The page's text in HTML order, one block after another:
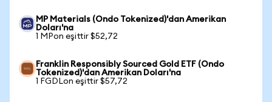
MP Materials (Ondo Tokenized)'dan Amerikan
Doları'na
1 MPon eşittir $52,72
Franklin Responsibly Sourced Gold ETF (Ondo
Tokenized)'dan Amerikan Doları'na
1 FGDLon eşittir $57,72